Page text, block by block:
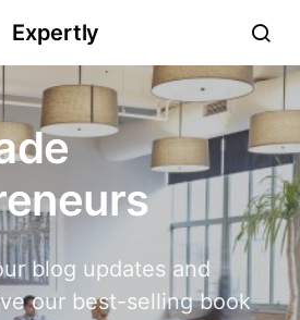
Expertly
blog updates and
our best-selling book